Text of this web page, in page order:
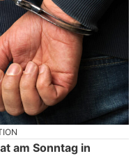
am Sonntag in